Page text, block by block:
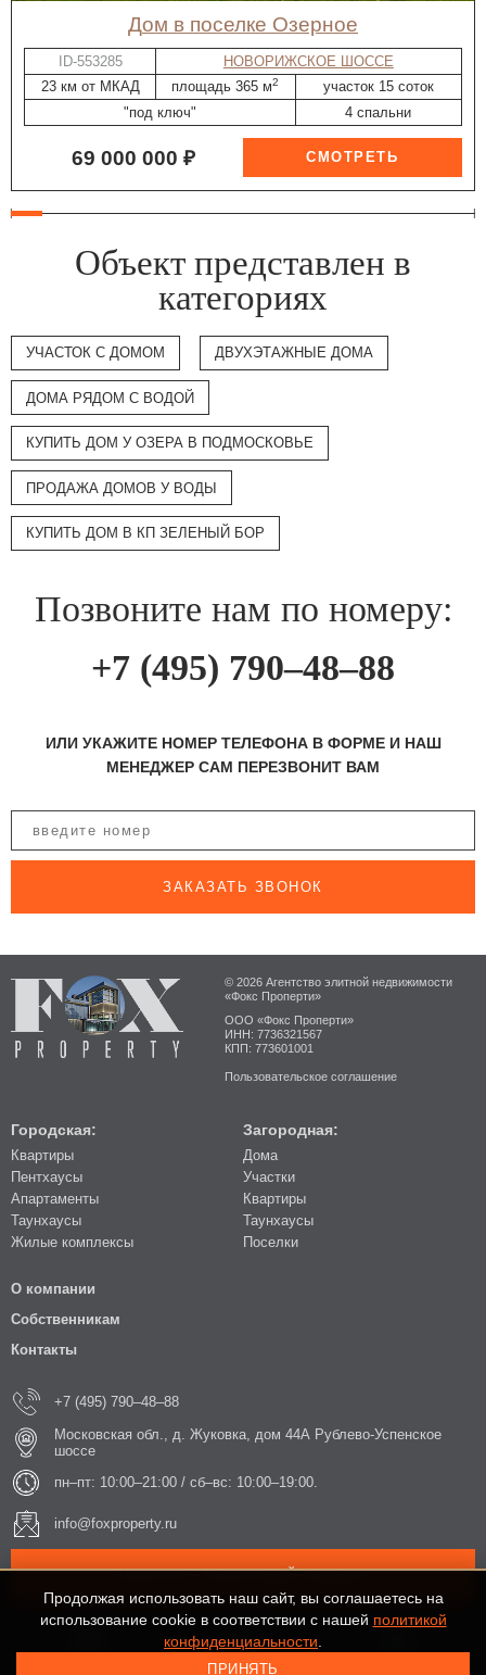
дом в поселке Озерное
ID-553285
НОВОРИЖСКОЕ ШОССЕ
23 км от МКАД
площадь 365 м2
участок 15 соток
"под ключ"
4 спальни
69 000 000 ₽
Объект представлен в
категориях
УЧАСТОК С ДОМОМ ДВУХЭТАЖНЫЕ ДОМА
ДОМА РЯДОМ С ВОДОЙ
КУПИТЬ ДОМ У ОЗЕРА В ПОДМОСКОВЬЕ
ПРОДАЖА ДОМОВ У ВОДЫ
КУПИТЬ ДОМ В КП ЗЕЛЕНЫЙ БОР
Позвоните нам по номеру:
+7 (495) 790–48–88
ИЛИ УКАЖИТЕ НОМЕР ТЕЛЕФОНА В ФОРМЕ И НАШ
МЕНЕДЖЕР САМ ПЕРЕЗВОНИТ ВАМ
ЗАКАЗАТЬ ЗВОНОК
© 2026 Агентство элитной недвижимости
«Фокс Проперти»
ООО «Фокс Проперти»
ИНН: 7736321567
КПП: 773601001
Пользовательское соглашение
Городская:
Квартиры
Пентхаусы
Апартаменты
Таунхаусы
Жилые комплексы
Загородная:
Дома
Участки
Квартиры
Таунхаусы
Поселки
О компании
Собственникам
Контакты
+7 (495) 790–48–88
Московская обл., д. Жуковка, дом 44А Рублево-Успенское
шоссе
пн–пт: 10:00–21:00 / сб–вс: 10:00–19:00.
info@foxproperty.ru
ЗАКАЗАТЬ ОБРАТНЫЙ ЗВОНОК
Продолжая использовать наш сайт, вы соглашаетесь на
использование cookie в соответствии с нашей политикой
конфиденциальности
ПРИНЯТЬ